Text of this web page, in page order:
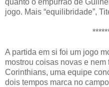
jogo. Mais “equilibridade”,
A partida em si foi um jogo
mostrou coisas novas e
Corinthians, uma equipe
dois tempos marca no